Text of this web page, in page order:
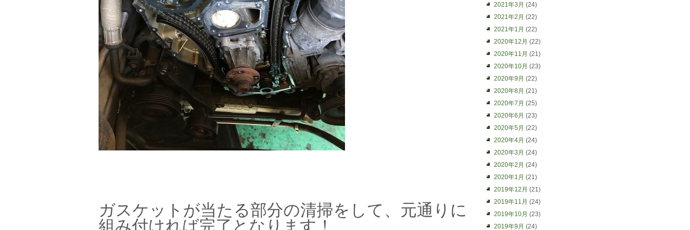
ガスケットが当たる部分の清掃をして、元通りに
組み付ければ完了となります！
2021年3月 (24)
2021年2月 (22)
2021年1月 (22)
2020年12月 (22)
2020年11月 (21)
2020年10月 (23)
2020年9月 (22)
2020年8月 (21)
2020年7月 (25)
2020年6月 (23)
2020年5月 (22)
2020年4月 (24)
2020年3月 (24)
2020年2月 (24)
2020年1月 (21)
2019年12月 (21)
2019年11月 (24)
2019年10月 (23)
2019年9月 (24)